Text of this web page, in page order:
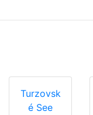
Turzovsk
é See